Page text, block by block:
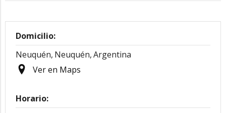
Domicilio:
Neuquén, Neuquén,Argentina
Ver en Maps
Horario: